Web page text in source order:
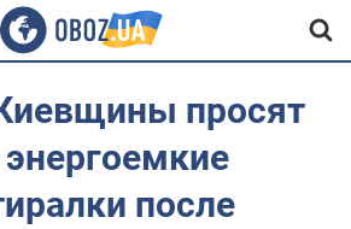
просят
после